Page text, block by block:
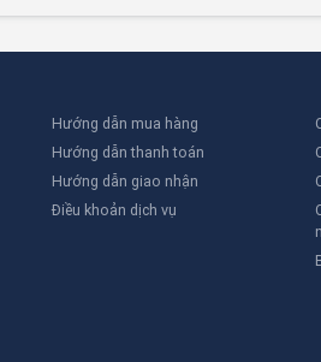
Hướng dẫn mua hàng
Hướng dẫn thanh toán
Hướng dẫn giao nhận
Điều khoản dịch vụ